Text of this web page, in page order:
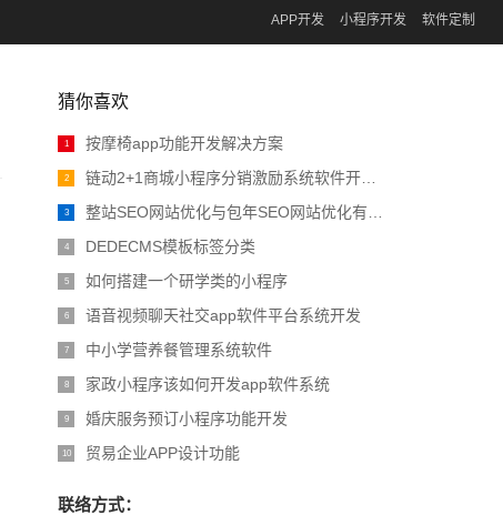
APP开发 小程序开发 软件定制
猜你喜欢
1 按摩椅app功能开发解决方案
2 链动2+1商城小程序分销激励系统软件开发搭建
3 整站SEO网站优化与包年SEO网站优化有什么区别
4 DEDECMS模板标签分类
5 如何搭建一个研学类的小程序
6 语音视频聊天社交app软件平台系统开发
7 中小学营养餐管理系统软件
8 家政小程序该如何开发app软件系统
9 婚庆服务预订小程序功能开发
10 贸易企业APP设计功能
联络方式：